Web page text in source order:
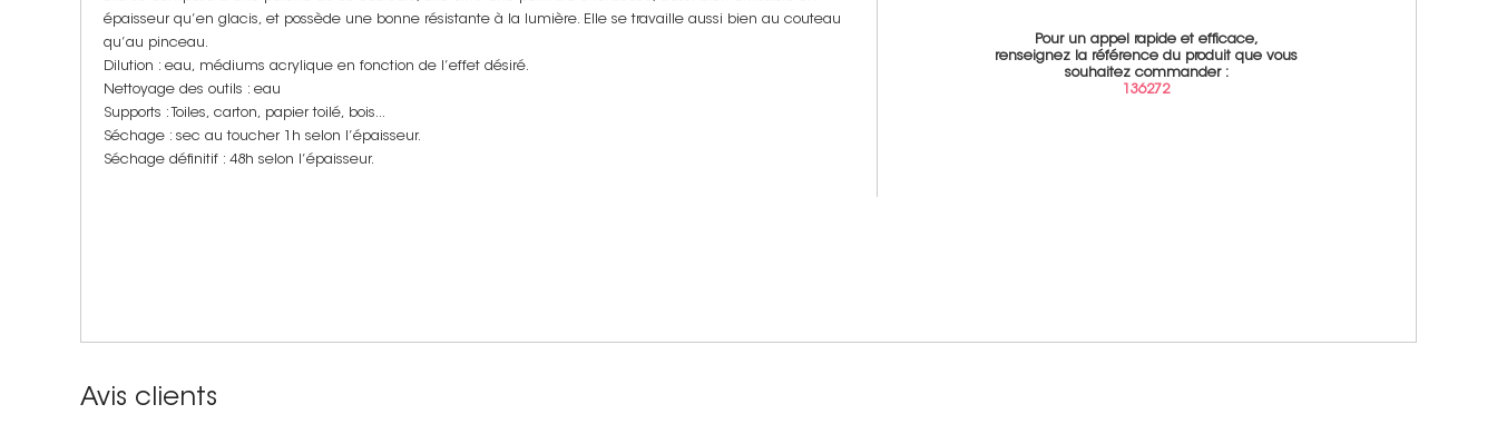
épaisseur qu’en glacis, et possède une bonne résistante à la lumière. Elle se travaille aussi bien au couteau
qu’au pinceau.
Dilution : eau, médiums acrylique en fonction de l’effet désiré.
Nettoyage des outils : eau
Supports : Toiles, carton, papier toilé, bois...
Séchage : sec au toucher 1h selon l’épaisseur.
Séchage définitif : 48h selon l’épaisseur.
Pour un appel rapide et efficace,
renseignez la référence du produit que vous
souhaitez commander :
136272
Avis clients